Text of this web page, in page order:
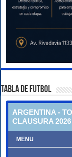
TABLA DE FUTBOL